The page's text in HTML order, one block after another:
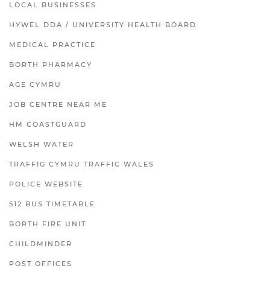
LOCAL BUSINESSES
HYWEL DDA / UNIVERSITY HEALTH BOARD
MEDICAL PRACTICE
BORTH PHARMACY
AGE CYMRU
JOB CENTRE NEAR ME
HM COASTGUARD
WELSH WATER
TRAFFIG CYMRU TRAFFIC WALES
POLICE WEBSITE
512 BUS TIMETABLE
BORTH FIRE UNIT
CHILDMINDER
POST OFFICES